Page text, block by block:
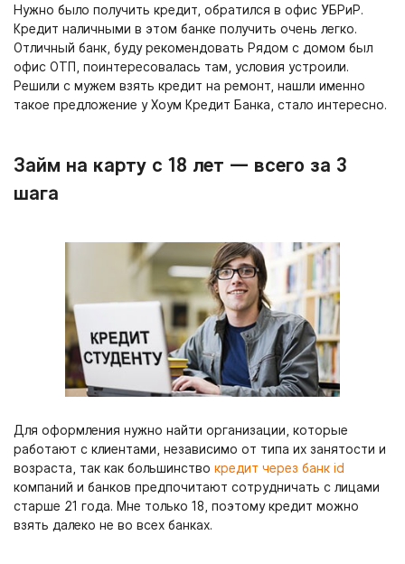
Нужно было получить кредит, обратился в офис УБРиР.
Кредит наличными в этом банке получить очень легко.
Отличный банк, буду рекомендовать Рядом с домом был
офис ОТП, поинтересовалась там, условия устроили.
Решили с мужем взять кредит на ремонт, нашли именно
такое предложение у Хоум Кредит Банка, стало интересно.
Займ на карту с 18 лет — всего за 3
шага
Для оформления нужно найти организации, которые
работают с клиентами, независимо от типа их занятости и
возраста, так как большинство кредит через банк id
компаний и банков предпочитают сотрудничать с лицами
старше 21 года. Мне только 18, поэтому кредит можно
взять далеко не во всех банках.